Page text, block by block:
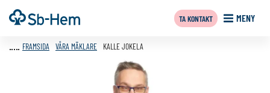
Till
innehållet
Framsida MENY
TA KONTAKT
FRAMSIDA VÅRA MÄKLARE KALLE JOKELA